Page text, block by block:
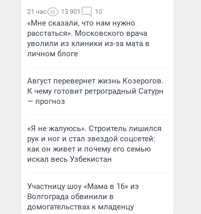
21 час 13 901 10
«Мне сказали, что нам нужно
расстаться». Московского врача
уволили из клиники из-за мата в
личном блоге
Август перевернет жизнь Козерогов.
К чему готовит ретроградный Сатурн
— прогноз
«Я не жалуюсь». Строитель лишился
рук и ног и стал звездой соцсетей:
как он живет и почему его семью
искал весь Узбекистан
Участницу шоу «Мама в 16» из
Волгограда обвинили в
домогательствах к младенцу